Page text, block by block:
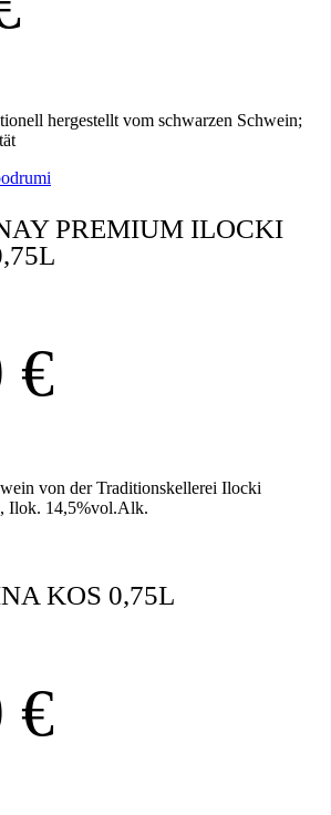
hergestellt vom schwarzen Schwein;
PREMIUM ILOCKI
€
von der Traditionskellerei Ilocki
Ilok. 14,5%vol.Alk.
KOS 0,75L
€